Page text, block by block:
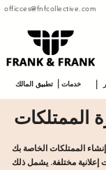
officces@fnfcollective.com
تطبيق المالك خدمات
الممتلكات
الممتلكات الخاصة بك
إعلانية مختلفة. يشمل ذلك